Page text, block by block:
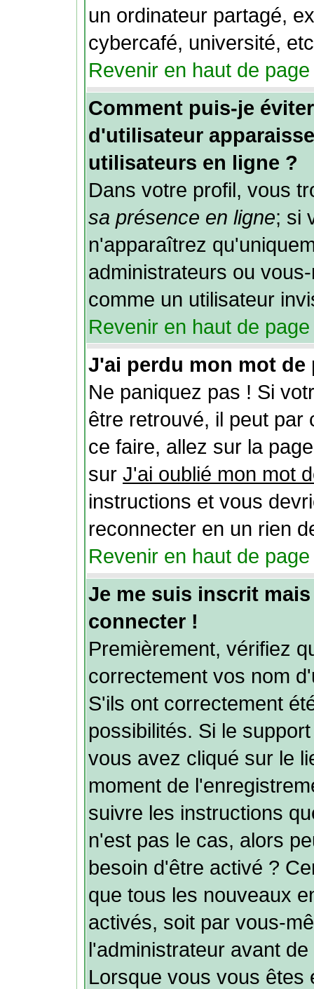
un ordinateur partagé,
cybercafé, université,
Revenir en haut de page
Comment puis-je
d'utilisateur
utilisateurs en ligne ?
Dans votre profil, vous
sa présence en ligne; si
n'apparaîtrez
administrateurs ou
comme un utilisateur
Revenir en haut de page
J'ai perdu mon mot de
Ne paniquez pas ! Si
être retrouvé, il peut par
ce faire, allez sur la
sur J'ai oublié mon mot
instructions et vous
reconnecter en un rien
Revenir en haut de page
Je me suis inscrit
connecter !
Premièrement, vérifiez
correctement vos nom
S'ils ont correctement
possibilités. Si le
vous avez cliqué sur le
moment de
suivre les instructions
n'est pas le cas, alors
besoin d'être activé ?
que tous les nouveaux
activés, soit par vous-
l'administrateur avant
Lorsque vous vous êtes